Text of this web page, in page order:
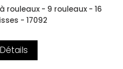
rouleaux - 9 rouleaux - 16
- 17092
Détails